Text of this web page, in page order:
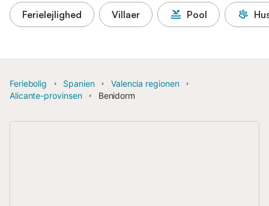
Ferielejlighed Villaer Pool
Feriebolig Spanien
Valencia regionen
Alicante-provinsen
Benidorm